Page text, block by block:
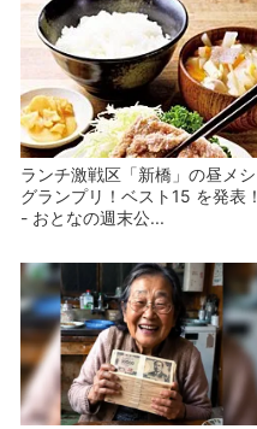
ランチ激戦区「新橋」の昼メシ
グランプリ！ベスト15 を発表！
- おとなの週末公...